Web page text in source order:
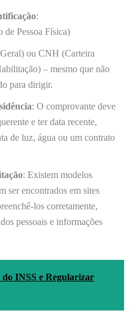
:
de Pessoa Física)
ou CNH (Carteira
– mesmo que não
para dirigir.
: O comprovante deve
e ter data recente,
de luz, água ou um contrato
: Existem modelos
ser encontrados em sites
los corretamente,
pessoais e informações
do INSS e Regularizar